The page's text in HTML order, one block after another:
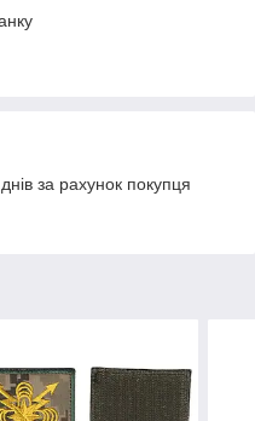
за рахунок покупця